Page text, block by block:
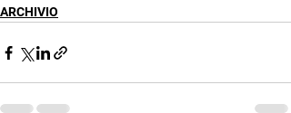
ARCHIVIO